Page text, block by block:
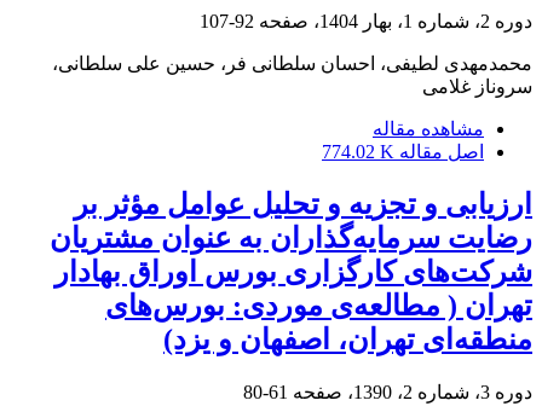
دوره 2، شماره 1، بهار 1404، صفحه 92-107
محمدمهدی لطیفی، احسان سلطانی فر، حسین علی سلطانی،
سروناز غلامی
مشاهده مقاله
اصل مقاله 774.02 K
ارزیابی و تجزیه و تحلیل عوامل مؤثر بر
رضایت سرمایه‌گذاران به عنوان مشتریان
شرکت‌های کارگزاری بورس اوراق بهادار
تهران ( مطالعه‌ی موردی: بورس‌های
منطقه‌ای تهران، اصفهان و یزد)
دوره 3، شماره 2، 1390، صفحه 61-80